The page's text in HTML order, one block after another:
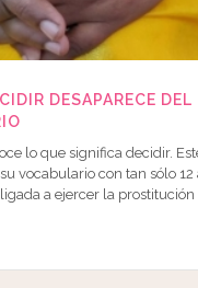
DESAPARECE DEL
lo que significa decidir.
vocabulario con tan sólo 12
a ejercer la prostitución